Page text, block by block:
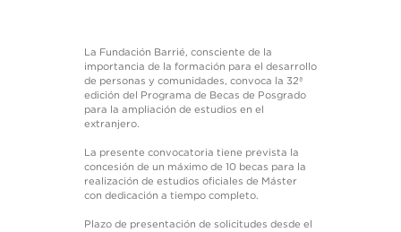
La Fundación Barrié, consciente de la
importancia de la formación para el desarrollo
de personas y comunidades, convoca la 32ª
edición del Programa de Becas de Posgrado
para la ampliación de estudios en el
extranjero.
La presente convocatoria tiene prevista la
concesión de un máximo de 10 becas para la
realización de estudios oficiales de Máster
con dedicación a tiempo completo.
Plazo de presentación de solicitudes desde el